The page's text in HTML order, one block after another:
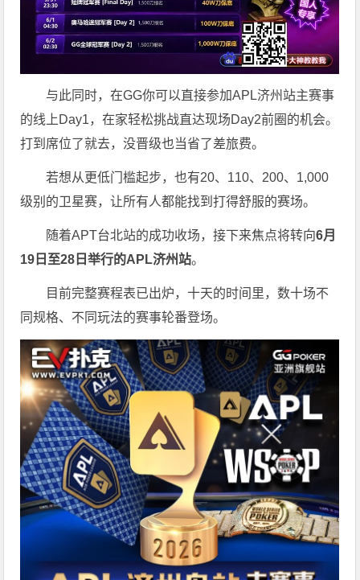
与此同时，在GG你可以直接参加APL济州站主赛事
的线上Day1，在家轻松挑战直达现场Day2前圈的机会。
打到席位了就去，没晋级也当省了差旅费。
若想从更低门槛起步，也有20、110、200、1,000
级别的卫星赛，让所有人都能找到打得舒服的赛场。
随着APT台北站的成功收场，接下来焦点将转向6月
19 日至28 日举行的APL济州站。
目前完整赛程表已出炉，十天的时间里，数十场不
同规格、不同玩法的赛事轮番登场。